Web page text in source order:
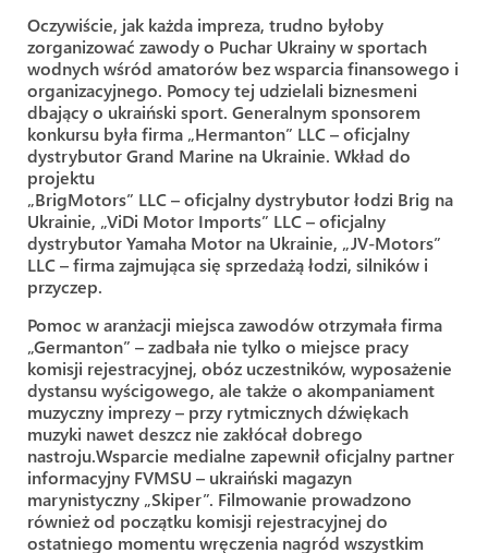
Oczywiście, jak każda impreza, trudno byłoby
zorganizować zawody o Puchar Ukrainy w sportach
wodnych wśród amatorów bez wsparcia finansowego i
organizacyjnego. Pomocy tej udzielali biznesmeni
dbający o ukraiński sport. Generalnym sponsorem
konkursu była firma „Hermanton” LLC – oficjalny
dystrybutor Grand Marine na Ukrainie. Wkład do
projektu
„BrigMotors” LLC – oficjalny dystrybutor łodzi Brig na
Ukrainie, „ViDi Motor Imports” LLC – oficjalny
dystrybutor Yamaha Motor na Ukrainie, „JV-Motors”
LLC – firma zajmująca się sprzedażą łodzi, silników i
przyczep.
Pomoc w aranżacji miejsca zawodów otrzymała firma
„Germanton” – zadbała nie tylko o miejsce pracy
komisji rejestracyjnej, obóz uczestników, wyposażenie
dystansu wyścigowego, ale także o akompaniament
muzyczny imprezy – przy rytmicznych dźwiękach
muzyki nawet deszcz nie zakłócał dobrego
nastroju.Wsparcie medialne zapewnił oficjalny partner
informacyjny FVMSU – ukraiński magazyn
marynistyczny „Skiper”. Filmowanie prowadzono
również od początku komisji rejestracyjnej do
ostatniego momentu wręczenia nagród wszystkim